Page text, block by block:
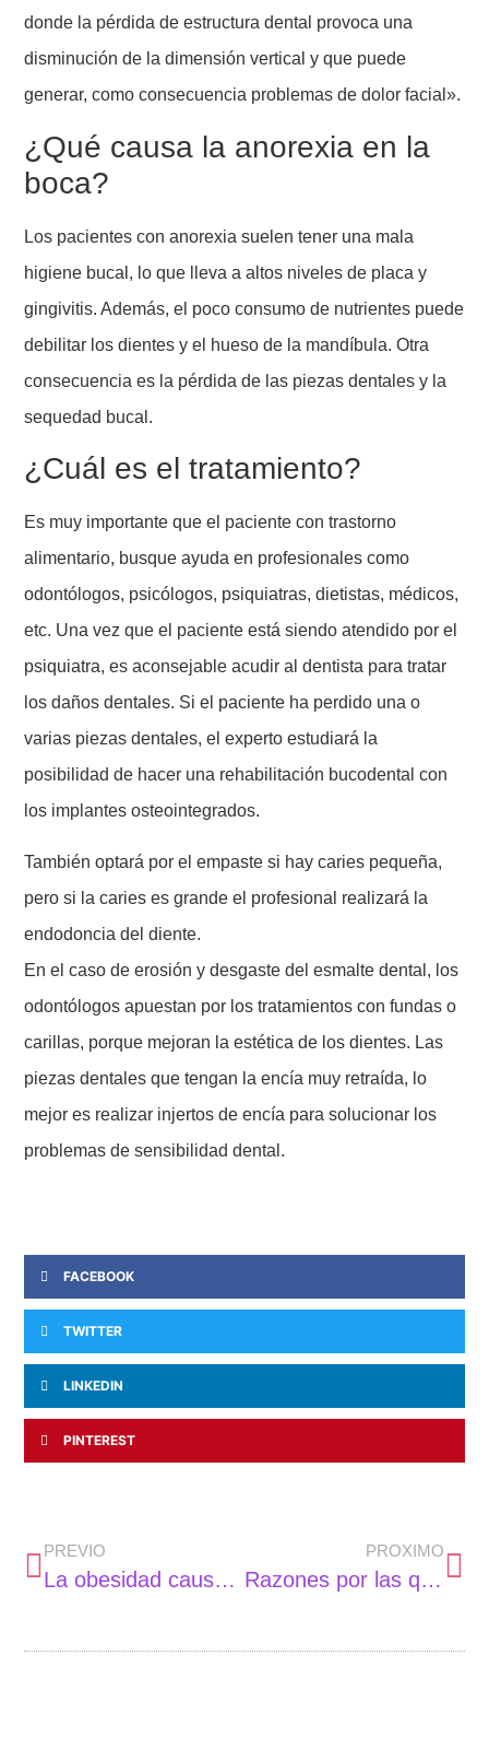
donde la pérdida de estructura dental provoca una
disminución de la dimensión vertical y que puede
generar, como consecuencia problemas de dolor facial».
¿Qué causa la anorexia en la
boca?
Los pacientes con anorexia suelen tener una mala
higiene bucal, lo que lleva a altos niveles de placa y
gingivitis. Además, el poco consumo de nutrientes puede
debilitar los dientes y el hueso de la mandíbula. Otra
consecuencia es la pérdida de las piezas dentales y la
sequedad bucal.
¿Cuál es el tratamiento?
Es muy importante que el paciente con trastorno
alimentario, busque ayuda en profesionales como
odontólogos, psicólogos, psiquiatras, dietistas, médicos,
etc. Una vez que el paciente está siendo atendido por el
psiquiatra, es aconsejable acudir al dentista para tratar
los daños dentales. Si el paciente ha perdido una o
varias piezas dentales, el experto estudiará la
posibilidad de hacer una rehabilitación bucodental con
los implantes osteointegrados.
También optará por el empaste si hay caries pequeña,
pero si la caries es grande el profesional realizará la
endodoncia del diente.
En el caso de erosión y desgaste del esmalte dental, los
odontólogos apuestan por los tratamientos con fundas o
carillas, porque mejoran la estética de los dientes. Las
piezas dentales que tengan la encía muy retraída, lo
mejor es realizar injertos de encía para solucionar los
problemas de sensibilidad dental.
FACEBOOK
TWITTER
LINKEDIN
PINTEREST
PREVIO
La obesidad causa 2,8 millones de muertes al año en el mundo
PROXIMO
Razones por las que cambiar una pieza de coche a tiempo